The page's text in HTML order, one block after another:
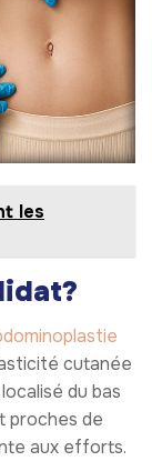
les
cutanée
du bas
proches de
aux efforts.